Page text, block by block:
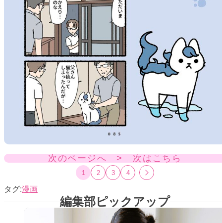
次のページへ > 次はこちら
1 2 3 4
漫画
編集部ピックアップ